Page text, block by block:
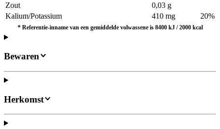
Zout
0,03 g
Kalium/Potassium
410 mg 20%
* Referentie-inname van een gemiddelde volwassene is 8400 kJ / 2000 kcal
Bewaren
Herkomst